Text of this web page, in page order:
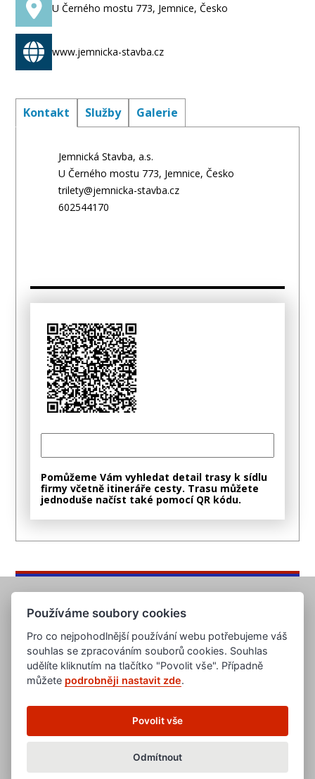
U Černého mostu 773, Jemnice, Česko
www.jemnicka-stavba.cz
Kontakt Služby Galerie
Jemnická Stavba, a.s.
U Černého mostu 773, Jemnice, Česko
trilety@jemnicka-stavba.cz
602544170
Pomůžeme Vám vyhledat detail trasy k sídlu
firmy včetně itineráře cesty. Trasu můžete
jednoduše načíst také pomocí QR kódu.
www.evropska-databanka.cz
www.edb.eu
www.poptavka.net
www.nabidka.net
www.14000.cz
Používáme soubory cookies
Pro co nejpohodlnější používání webu potřebujeme váš
souhlas se zpracováním souborů cookies. Souhlas
udělíte kliknutím na tlačítko "Povolit vše". Případně
můžete podrobněji nastavit zde.
Povolit vše
Odmítnout